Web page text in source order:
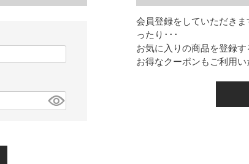
会員登録をしていただき
ったり･･･
お気に入りの商品を登録
お得なクーポンもご利用